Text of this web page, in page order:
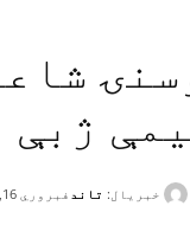
ژبې
خبریال: تاند فبروري 16, 2026